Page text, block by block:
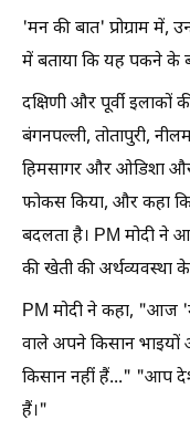
'मन की बात' प्रोग्राम
में बताया कि यह पकने के
दक्षिणी और पूर्वी इलाकों
बंगनपल्ली, तोतापुरी,
हिमसागर और ओडिशा
फोकस किया, और कहा
बदलता है। PM मोदी ने
की खेती की अर्थव्यवस्था
PM मोदी ने कहा, "आज
वाले अपने किसान
किसान नहीं हैं..." "आप
हैं।"